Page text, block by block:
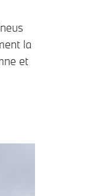
la
et